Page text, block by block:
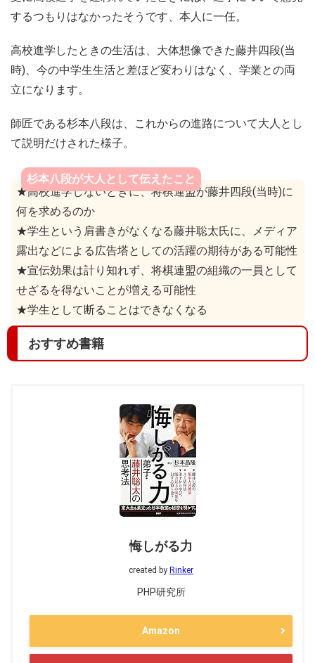
するつもりはなかったそうです、本人に一任。
高校進学したときの生活は、大体想像できた藤井四段(当
時)、今の中学生生活と差ほど変わりはなく、学業との両
立になります。
師匠である杉本八段は、これからの進路について大人とし
て説明だけされた様子。
杉本八段が大人として伝えたこと
★高校進学しないときに、将棋連盟が藤井四段(当時)に
何を求めるのか
★学生という肩書きがなくなる藤井聡太氏に、メディア
露出などによる広告塔としての活躍の期待がある可能性
★宣伝効果は計り知れず、将棋連盟の組織の一員として
せざるを得ないことが増える可能性
★学生として断ることはできなくなる
おすすめ書籍
悔しがる力
created by Rinker
PHP研究所
Amazon